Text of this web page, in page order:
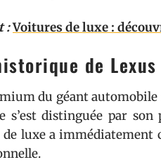
:Voitures de luxe :
de Lexus
du géant automobile
s’est distinguée par
luxe a immédiatement